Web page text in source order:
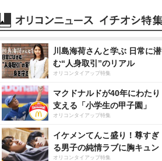
川島海荷さんと学ぶ 日常に潜
む“人身取引”のリアル
オリコンタイアップ特集
マクドナルドが40年にわたり
支える「小学生の甲子園」
オリコンタイアップ特集
イケメンてんこ盛り！尊すぎ
る男子の純情ラブに胸キュン
オリコンタイアップ特集